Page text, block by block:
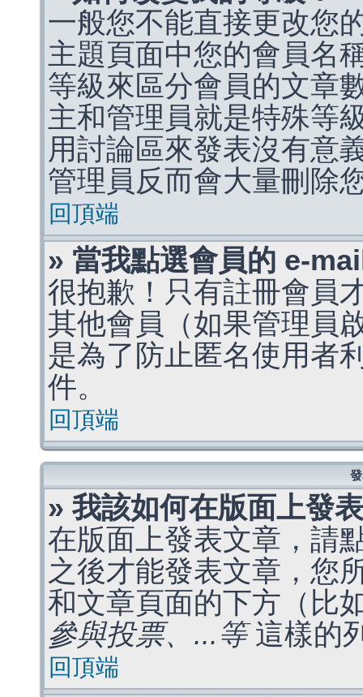
一般您不能直接更改您
主題頁面中您的會員名
等級來區分會員的文章
主和管理員就是特殊等
用討論區來發表沒有意
管理員反而會大量刪除
回頂端
» 當我點選會員的 e-
很抱歉！只有註冊會員
其他會員（如果管理員
是為了防止匿名使用者
件。
回頂端
» 我該如何在版面上發
在版面上發表文章，請
之後才能發表文章，您
和文章頁面的下方（比
參與投票、...等這樣的
回頂端